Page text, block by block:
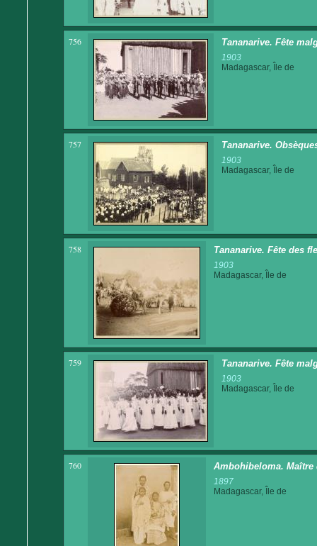
756 Tananarive. Fête
1903
Madagascar, Île de
757 Tananarive.
1903
Madagascar, Île de
758 Tananarive. Fête des
1903
Madagascar, Île de
759 Tananarive. Fête
1903
Madagascar, Île de
760 Ambohibeloma. Maître
1897
Madagascar, Île de